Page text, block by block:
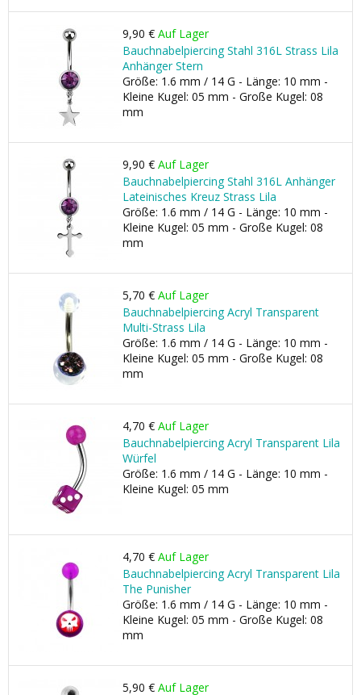
9,90 € Auf Lager
Bauchnabelpiercing Stahl 316L Strass Lila
Anhänger Stern
Größe: 1.6 mm / 14 G - Länge: 10 mm -
Kleine Kugel: 05 mm - Große Kugel: 08
mm
9,90 € Auf Lager
Bauchnabelpiercing Stahl 316L Anhänger
Lateinisches Kreuz Strass Lila
Größe: 1.6 mm / 14 G - Länge: 10 mm -
Kleine Kugel: 05 mm - Große Kugel: 08
mm
5,70 € Auf Lager
Bauchnabelpiercing Acryl Transparent
Multi-Strass Lila
Größe: 1.6 mm / 14 G - Länge: 10 mm -
Kleine Kugel: 05 mm - Große Kugel: 08
mm
4,70 € Auf Lager
Bauchnabelpiercing Acryl Transparent Lila
Würfel
Größe: 1.6 mm / 14 G - Länge: 10 mm -
Kleine Kugel: 05 mm
4,70 € Auf Lager
Bauchnabelpiercing Acryl Transparent Lila
The Punisher
Größe: 1.6 mm / 14 G - Länge: 10 mm -
Kleine Kugel: 05 mm - Große Kugel: 08
mm
5,90 € Auf Lager